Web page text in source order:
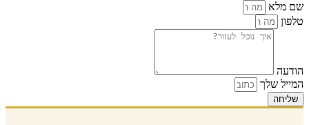
שם מלא
טלפון
הודעה
המייל שלך
שליחה